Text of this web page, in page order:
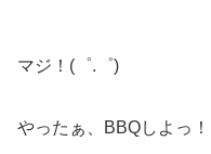
マジ！(゜.゜)
やったぁ、BBQしよっ